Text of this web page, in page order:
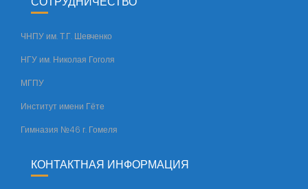
ЧНПУ им. Т.Г. Шевченко
НГУ им. Николая Гоголя
МГПУ
Институт имени Гёте
Гимназия №46 г. Гомеля
КОНТАКТНАЯ ИНФОРМАЦИЯ